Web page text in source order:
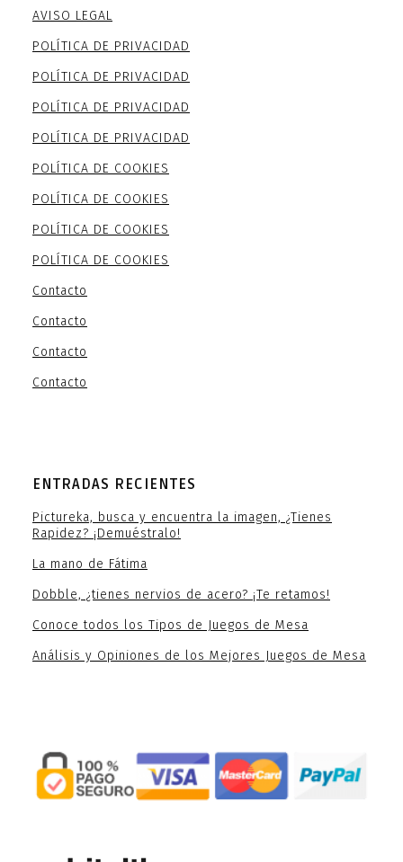
AVISO LEGAL
POLÍTICA DE PRIVACIDAD
POLÍTICA DE PRIVACIDAD
POLÍTICA DE PRIVACIDAD
POLÍTICA DE PRIVACIDAD
POLÍTICA DE COOKIES
POLÍTICA DE COOKIES
POLÍTICA DE COOKIES
POLÍTICA DE COOKIES
Contacto
Contacto
Contacto
Contacto
ENTRADAS RECIENTES
Pictureka, busca y encuentra la imagen, ¿Tienes
Rapidez? ¡Demuéstralo!
La mano de Fátima
Dobble, ¿tienes nervios de acero? ¡Te retamos!
Conoce todos los Tipos de Juegos de Mesa
Análisis y Opiniones de los Mejores Juegos de Mesa